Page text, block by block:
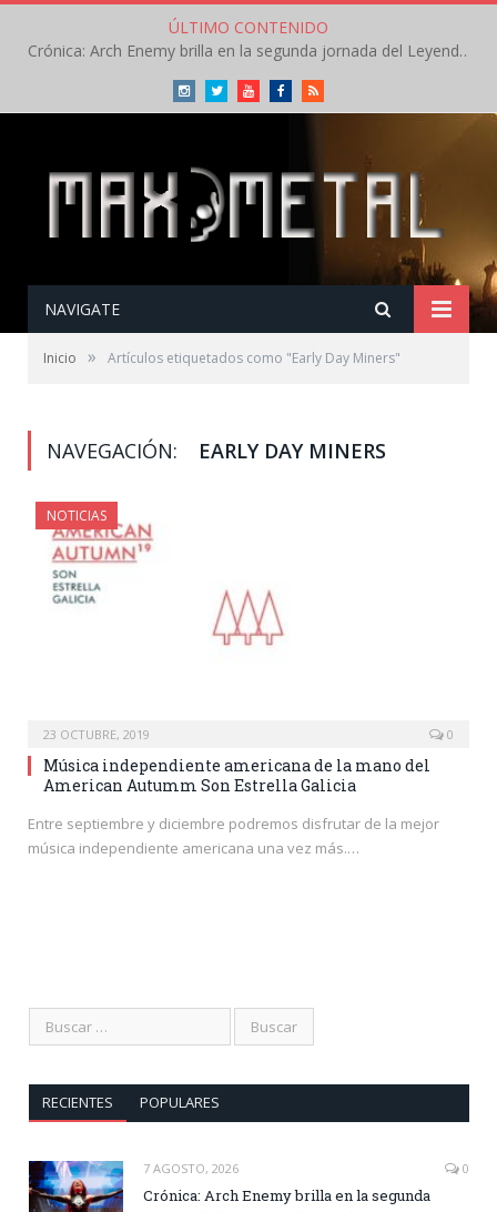
ÚLTIMO CONTENIDO
Crónica: Arch Enemy brilla en la segunda jornada del Leyendas del Rock – Jueves – Agosto 2026
InstagramTwitterYoutubeFacebookRSS
NAVIGATE
Inicio » Artículos etiquetados como "Early Day Miners"
NAVEGACIÓN: EARLY DAY MINERS
NOTICIAS
23 OCTUBRE, 2019 0
Música independiente americana de la mano del
American Autumm Son Estrella Galicia
Entre septiembre y diciembre podremos disfrutar de la mejor
música independiente americana una vez más.…
RECIENTES POPULARES
7 AGOSTO, 2026 0
Crónica: Arch Enemy brilla en la segunda